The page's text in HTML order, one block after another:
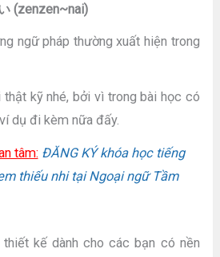
(zenzen~nai)
ngữ pháp thường xuất hiện trong
thật kỹ nhé, bởi vì trong bài học có
dụ đi kèm nữa đấy.
tâm: ĐĂNG KÝ khóa học tiếng
thiếu nhi tại Ngoại ngữ Tầm
kế dành cho các bạn có nền